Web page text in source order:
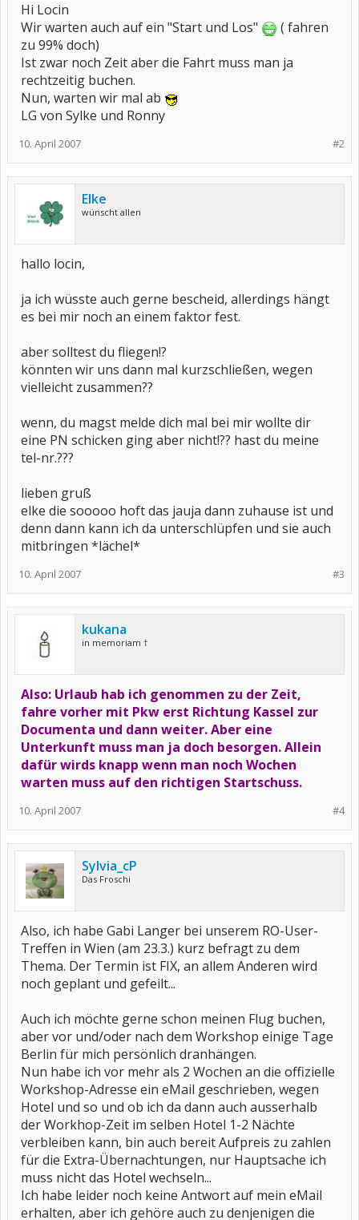
Hi Locin
Wir warten auch auf ein "Start und Los"
( fahren
zu 99% doch)
Ist zwar noch Zeit aber die Fahrt muss man ja
rechtzeitig buchen.
Nun, warten wir mal ab
LG von Sylke und Ronny
#2
10. April 2007
Elke
wünscht allen
hallo locin,
ja ich wüsste auch gerne bescheid, allerdings hängt
es bei mir noch an einem faktor fest.
aber solltest du fliegen!?
könnten wir uns dann mal kurzschließen, wegen
vielleicht zusammen??
wenn, du magst melde dich mal bei mir wollte dir
eine PN schicken ging aber nicht!?? hast du meine
tel-nr.???
lieben gruß
elke die sooooo hoft das jauja dann zuhause ist und
denn dann kann ich da unterschlüpfen und sie auch
mitbringen *lächel*
#3
10. April 2007
kukana
in memoriam †
Also: Urlaub hab ich genommen zu der Zeit,
fahre vorher mit Pkw erst Richtung Kassel zur
Documenta und dann weiter. Aber eine
Unterkunft muss man ja doch besorgen. Allein
dafür wirds knapp wenn man noch Wochen
warten muss auf den richtigen Startschuss.
#4
10. April 2007
Sylvia_cP
Das Froschi
Also, ich habe Gabi Langer bei unserem RO-User-
Treffen in Wien (am 23.3.) kurz befragt zu dem
Thema. Der Termin ist FIX, an allem Anderen wird
noch geplant und gefeilt...
Auch ich möchte gerne schon meinen Flug buchen,
aber vor und/oder nach dem Workshop einige Tage
Berlin für mich persönlich dranhängen.
Nun habe ich vor mehr als 2 Wochen an die offizielle
Workshop-Adresse ein eMail geschrieben, wegen
Hotel und so und ob ich da dann auch ausserhalb
der Workhop-Zeit im selben Hotel 1-2 Nächte
verbleiben kann, bin auch bereit Aufpreis zu zahlen
für die Extra-Übernachtungen, nur Hauptsache ich
muss nicht das Hotel wechseln...
Ich habe leider noch keine Antwort auf mein eMail
erhalten, aber ich gehöre auch zu denjenigen die